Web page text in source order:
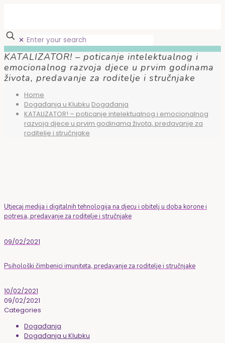
✕
KATALIZATOR! – poticanje intelektualnog i
emocionalnog razvoja djece u prvim godinama
života, predavanje za roditelje i stručnjake
Home
Događanja u Klubku Događanja
KATALIZATOR! – poticanje intelektualnog i emocionalnog
razvoja djece u prvim godinama života, predavanje za
roditelje i stručnjake
Utjecaj medija i digitalnih tehnologija na djecu i obitelj u doba korone i
potresa, predavanje za roditelje i stručnjake
09/02/2021
Psihološki čimbenici imuniteta, predavanje za roditelje i stručnjake
10/02/2021
09/02/2021
Categories
Događanja
Događanja u Klubku